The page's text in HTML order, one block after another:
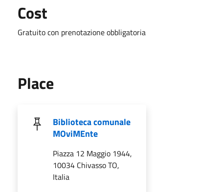
Cost
Gratuito con prenotazione obbligatoria
Place
Biblioteca comunale
MOviMEnte
Piazza 12 Maggio 1944,
10034 Chivasso TO,
Italia